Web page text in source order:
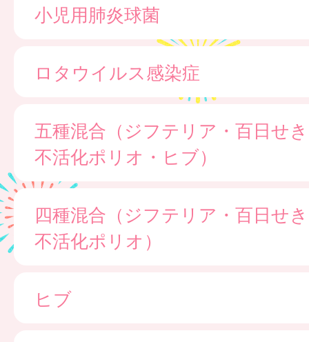
小児用肺炎球菌
ロタウイルス感染症
五種混合（ジフテリア・百日せ
不活化ポリオ・ヒブ）
四種混合（ジフテリア・百日せ
不活化ポリオ）
ヒブ